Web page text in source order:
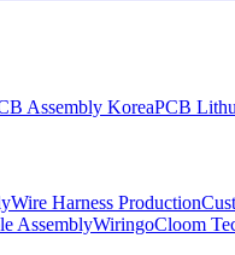
Assembly KoreaPCB
Wire Harness Production
AssemblyWiringoCloom